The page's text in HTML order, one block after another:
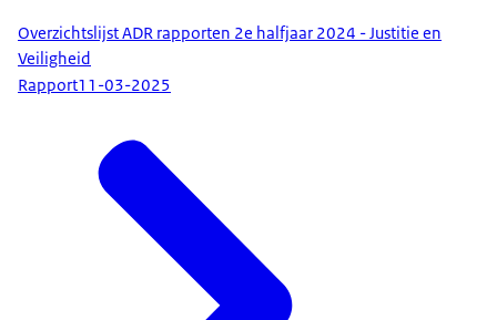
Overzichtslijst ADR rapporten 2e halfjaar 2024 - Justitie en
Veiligheid
Rapport11-03-2025